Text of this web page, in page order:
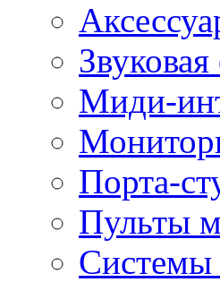
Миди-
Порта-
Пульты
Системы